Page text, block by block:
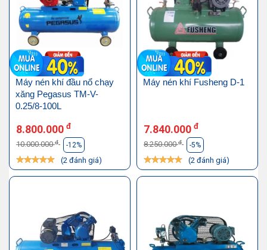
Máy nén khí đầu nổ chạy
xăng Pegasus TM-V-
0.25/8-100L
8.800.000 đ
10.000.000đ -12%
(2 đánh giá)
Máy nén khí Fusheng D-1
7.840.000 đ
8.250.000đ -5%
(2 đánh giá)